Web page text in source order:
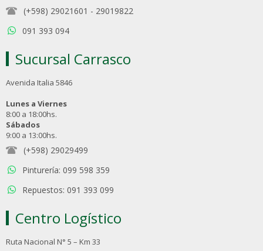
(+598) 29021601 - 29019822
091 393 094
Sucursal Carrasco
Avenida Italia 5846
Lunes a Viernes
8:00 a 18:00hs.
Sábados
9:00 a 13:00hs.
(+598) 29029499
Pinturería: 099 598 359
Repuestos: 091 393 099
Centro Logístico
Ruta Nacional N° 5 – Km 33